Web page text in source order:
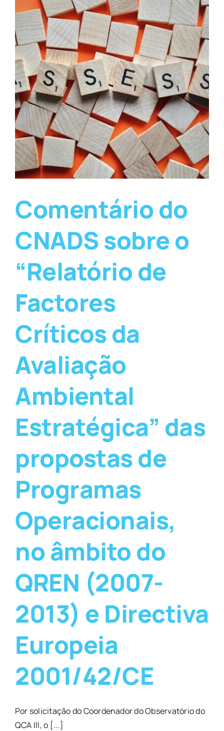
Comentário do
CNADS sobre o
“Relatório de
Factores
Críticos da
Avaliação
Ambiental
Estratégica” das
propostas de
Programas
Operacionais,
no âmbito do
QREN (2007-
2013) e Directiva
Europeia
2001/42/CE
Por solicitação do Coordenador do Observatório do
QCA III, o [...]